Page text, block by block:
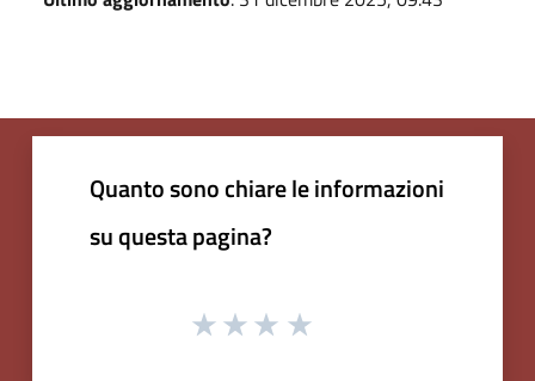
Quanto sono chiare le informazioni
su questa pagina?